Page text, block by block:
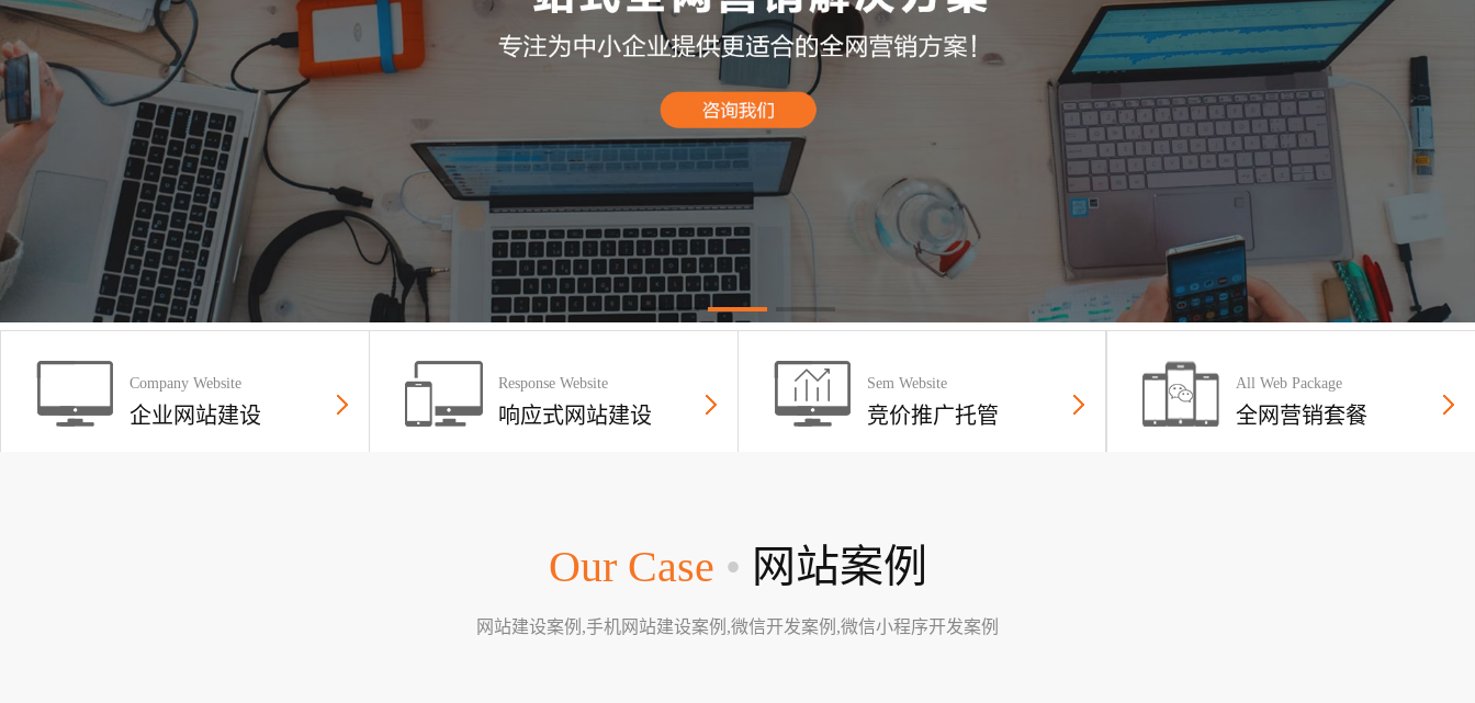
Company Website
企业网站建设
Response Website
响应式网站建设
Sem Website
竞价推广托管
All Web Package
全网营销套餐
Our Case • 网站案例
网站建设案例,手机网站建设案例,微信开发案例,微信小程序开发案例